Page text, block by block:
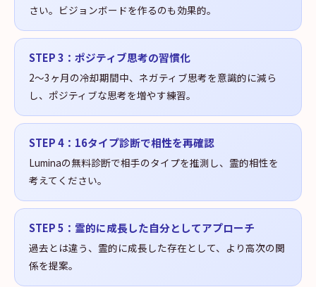
さい。ビジョンボードを作るのも効果的。
STEP3 ： ポジティブ思考の習慣化
2〜3ヶ月の冷却期間中、ネガティブ思考を意識的に減ら
し、ポジティブな思考を増やす練習。
STEP4 ： 16タイプ診断で相性を再確認
Luminaの無料診断で相手のタイプを推測し、霊的相性を
考えてください。
STEP5 ： 霊的に成長した自分としてアプローチ
過去とは違う、霊的に成長した存在として、より高次の関
係を提案。